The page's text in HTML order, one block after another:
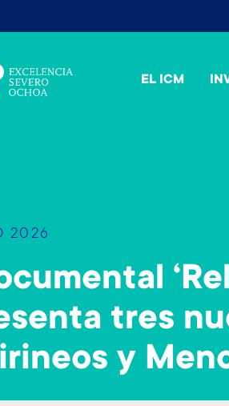
EL ICM
2026
tres
y